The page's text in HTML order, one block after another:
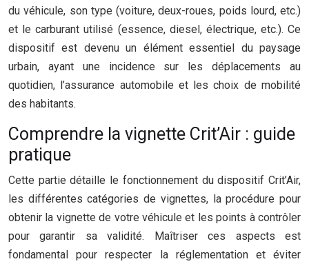
du véhicule, son type (voiture, deux-roues, poids lourd, etc.)
et le carburant utilisé (essence, diesel, électrique, etc.). Ce
dispositif est devenu un élément essentiel du paysage
urbain, ayant une incidence sur les déplacements au
quotidien, l’assurance automobile et les choix de mobilité
des habitants.
Comprendre la vignette Crit’Air : guide
pratique
Cette partie détaille le fonctionnement du dispositif Crit’Air,
les différentes catégories de vignettes, la procédure pour
obtenir la vignette de votre véhicule et les points à contrôler
pour garantir sa validité. Maîtriser ces aspects est
fondamental pour respecter la réglementation et éviter